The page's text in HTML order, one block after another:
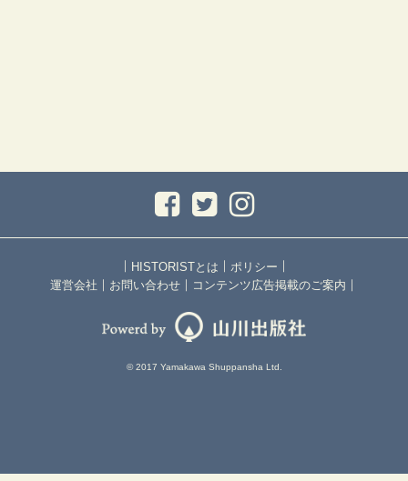
｜ HISTORISTとは ｜ ポリシー ｜
運営会社 ｜ お問い合わせ ｜ コンテンツ広告掲載のご案内 ｜
© 2017 Yamakawa Shuppansha Ltd.